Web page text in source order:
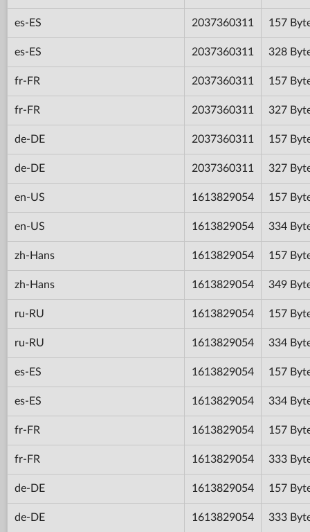
es-ES 2037360311 157
es-ES 2037360311 328
fr-FR 2037360311 157
fr-FR 2037360311 327
de-DE 2037360311 157
de-DE 2037360311 327
en-US 1613829054 157
en-US 1613829054 334
zh-Hans 1613829054 157
zh-Hans 1613829054 349
ru-RU 1613829054 157
ru-RU 1613829054 334
es-ES 1613829054 157
es-ES 1613829054 334
fr-FR 1613829054 157
fr-FR 1613829054 333
de-DE 1613829054 157
de-DE 1613829054 333